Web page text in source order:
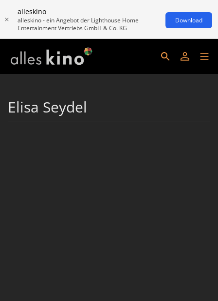
alleskino
alleskino - ein Angebot der Lighthouse Home
Entertainment Vertriebs GmbH & Co. KG
Download
Elisa Seydel